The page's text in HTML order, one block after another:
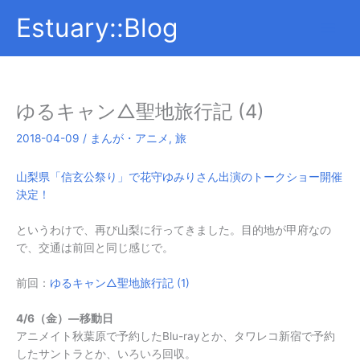
Estuary::Blog
ゆるキャン△聖地旅行記 (4)
2018-04-09 / まんが・アニメ, 旅
山梨県「信玄公祭り」で花守ゆみりさん出演のトークショー開催
決定！
というわけで、再び山梨に行ってきました。目的地が甲府なの
で、交通は前回と同じ感じで。
前回： ゆるキャン△聖地旅行記 (1)
4/6（金）―移動日
アニメイト秋葉原で予約したBlu-rayとか、タワレコ新宿で予約
したサントラとか、いろいろ回収。